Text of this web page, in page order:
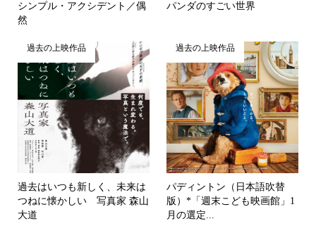
シンプル・アクシデント／偶
然
パンダのすごい世界
過去の上映作品
過去はいつも新しく、未来は
つねに懐かしい 写真家 森山
大道
過去の上映作品
パディントン（日本語吹替
版）*「週末こども映画館」1
月の選定...